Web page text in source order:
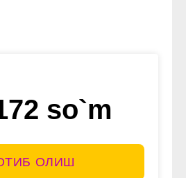
so`m
ОЛИШ